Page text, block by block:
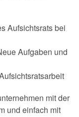
Aufsichtsrats bei
Aufgaben und
mit der
und einfach mit